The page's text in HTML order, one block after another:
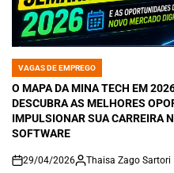
POSTED
IN
VAGAS DE EMPREGO
O MAPA DA MINA TECH EM
DESCUBRA AS MELHORES
IMPULSIONAR SUA CARREIRA
SOFTWARE
on
29/04/2026 Thaisa Zago Sartori